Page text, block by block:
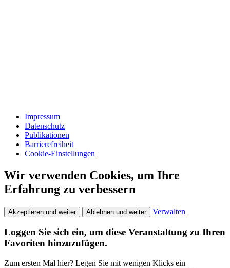
Impressum
Datenschutz
Publikationen
Barrierefreiheit
Cookie-Einstellungen
Wir verwenden Cookies, um Ihre
Erfahrung zu verbessern
Akzeptieren und weiter Ablehnen und weiter Verwalten
Loggen Sie sich ein, um diese Veranstaltung zu Ihren
Favoriten hinzuzufügen.
Zum ersten Mal hier? Legen Sie mit wenigen Klicks ein